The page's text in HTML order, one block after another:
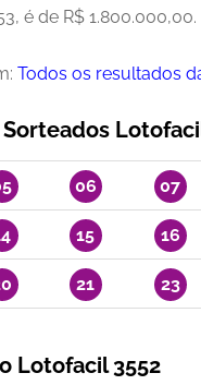
é de R$ 1.800.000,00.
Todos os resultados
06 07
15 16
21 23
Lotofacil 3552